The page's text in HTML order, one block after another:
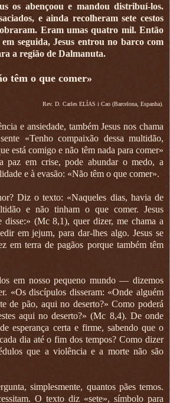
os abençoou e mandou distribuí-los.
e ainda recolheram sete cestos
Eram umas quatro mil. Então
seguida, Jesus entrou no barco com
a região de Dalmanuta.
têm o que comer»
Rev. D. Carles ELÍAS i Cao (Barcelona, Espanha).
e ansiedade, também Jesus nos chama
«Tenho compaixão dessa multidão,
está comigo e não têm nada para comer»
em crise, pode abundar o medo, a
e à evasão: «Não têm o que comer».
Diz o texto: «Naqueles dias, havia de
e não tinham o que comer. Jesus
disse:» (Mc 8,1), quer dizer, me chama a
em jejum, para dar-lhes algo. Jesus se
em terra de pagãos porque também têm
em nosso pequeno mundo — dizemos
«Os discípulos disseram: «Onde alguém
de pão, aqui no deserto?» Como poderá
aqui no deserto?» (Mc 8,4). De onde
esperança certa e firme, sabendo que o
dia até o fim dos tempos? Como dizer
que a violência e a morte não são
simplesmente, quantos pães temos.
O texto diz «sete», símbolo para